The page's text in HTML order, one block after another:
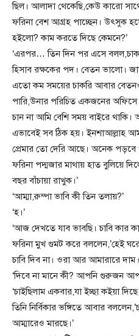
ছিল। আলাদা থেকেছি,কেউ কারো
ফরিনা বেশ আগ্রহ পাচ্ছেন। উৎসুক
হইলো? কাম করতে দিছে কেমনে?’
‘এরপর… তিন দিন পর এসে
হিসাব রক্ষকের পদ। বেতন ভালো।
এতো কম সময়ের চাকরি আবার
পারি,উনার পরিচিত একজনের অফিসে
চান না আমি বেশি সময় বাইরে
এভাবেই সব ঠিক হয়। ইনশাআল্লাহ
প্রেমার তো দেরি আছে। অনেক পড়বে
ফরিনা পদ্মজার মাথায় হাত বুলিয়ে
বছর বাঁচায়া রাখুক।’
‘আম্মা,রুম্পা ভাবি কী তিন তলায়?’
‘হ।’
‘আজ দেখতে যাব ভাবছি। চাবি কার
ফরিনা মুখ গুমট করে বললেন,’হেই
চাবি দিব না। ওরা আর আমারারে দাম
‘দিবে না মানে কী? আপনি গুরুজন
‘চাইছিলাম একবার,যা ইচ্ছা কইয়া
তিনি নির্বিকার ভঙ্গিতে আবার
আম্মারেও মারছে।’